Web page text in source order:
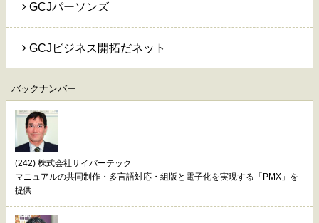
GCJパーソンズ
GCJビジネス開拓だネット
バックナンバー
(242) 株式会社サイバーテック
マニュアルの共同制作・多言語対応・組版と電子化を実現する「PMX」を
提供